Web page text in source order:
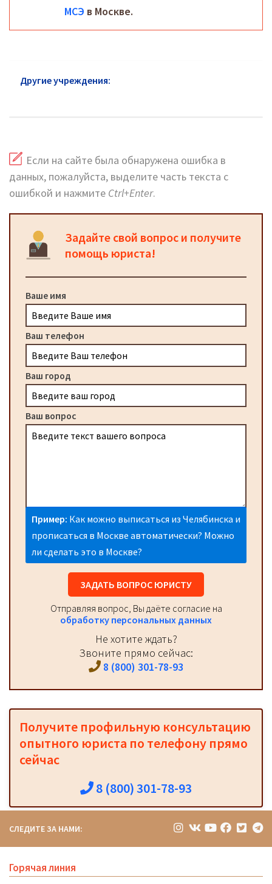
МСЭ в Москве.
Другие учреждения:
Если на сайте была обнаружена ошибка в
данных, пожалуйста, выделите часть текста с
ошибкой и нажмите Ctrl+Enter.
Задайте свой вопрос и получите
помощь юриста!
Ваше имя
Ваш телефон
Ваш город
Ваш вопрос
Пример: Как можно выписаться из Челябинска и
прописаться в Москве автоматически? Можно
ли сделать это в Москве?
ЗАДАТЬ ВОПРОС ЮРИСТУ
Отправляя вопрос, Вы даёте согласие на
обработку персональных данных
Не хотите ждать?
Звоните прямо сейчас:
8 (800) 301-78-93
Получите профильную консультацию
опытного юриста по телефону прямо
сейчас
8 (800) 301-78-93
СЛЕДИТЕ ЗА НАМИ:
Горячая линия